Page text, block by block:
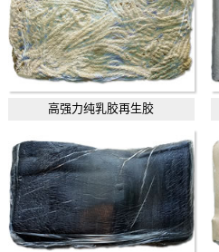
高强力纯乳胶再生胶